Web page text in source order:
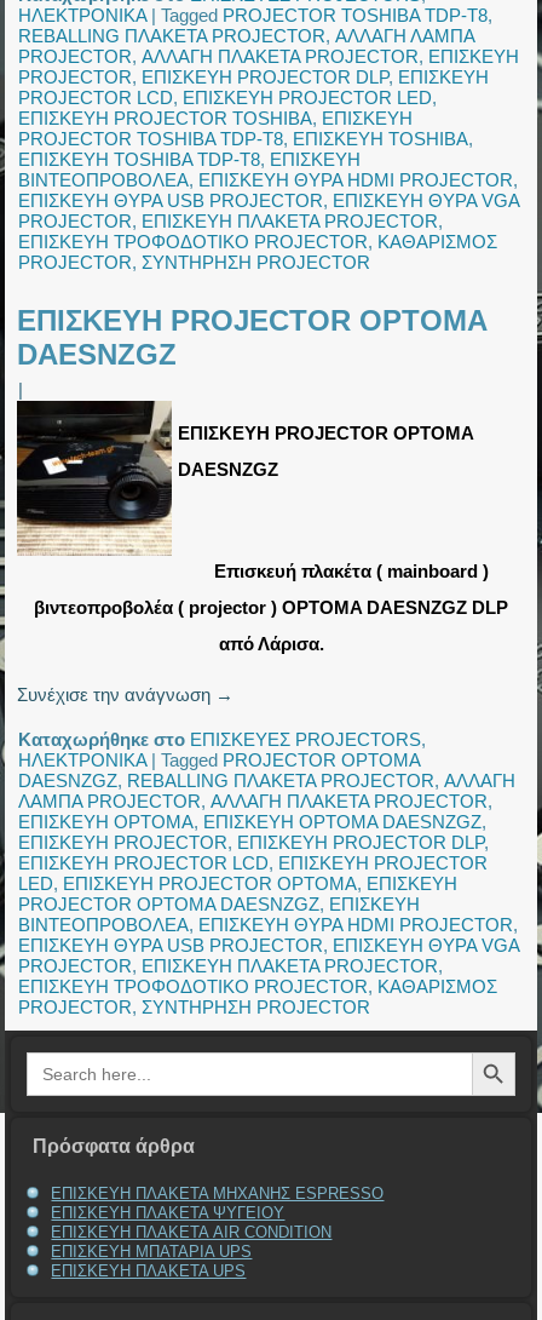
ΗΛΕΚΤΡΟΝΙΚΑ|Tagged PROJECTOR TOSHIBA TDP-T8,
REBALLING ΠΛΑΚΕΤΑ PROJECTOR,ΑΛΛΑΓΗ ΛΑΜΠΑ
PROJECTOR,ΑΛΛΑΓΗ ΠΛΑΚΕΤΑ PROJECTOR, ΕΠΙΣΚΕΥΗ
PROJECTOR, ΕΠΙΣΚΕΥΗ PROJECTOR DLP, ΕΠΙΣΚΕΥΗ
PROJECTOR LCD, ΕΠΙΣΚΕΥΗ PROJECTOR LED,
ΕΠΙΣΚΕΥΗ PROJECTOR TOSHIBA, ΕΠΙΣΚΕΥΗ
PROJECTOR TOSHIBA TDP-T8, ΕΠΙΣΚΕΥΗ TOSHIBA,
ΕΠΙΣΚΕΥΗ TOSHIBA TDP-T8, ΕΠΙΣΚΕΥΗ
ΒΙΝΤΕΟΠΡΟΒΟΛΕΑ, ΕΠΙΣΚΕΥΗ ΘΥΡΑ HDMI PROJECTOR,
ΕΠΙΣΚΕΥΗ ΘΥΡΑ USB PROJECTOR, ΕΠΙΣΚΕΥΗ ΘΥΡΑ VGA
PROJECTOR, ΕΠΙΣΚΕΥΗ ΠΛΑΚΕΤΑ PROJECTOR,
ΕΠΙΣΚΕΥΗ ΤΡΟΦΟΔΟΤΙΚΟ PROJECTOR, ΚΑΘΑΡΙΣΜΟΣ
PROJECTOR, ΣΥΝΤΗΡΗΣΗ PROJECTOR
ΕΠΙΣΚΕΥΗ PROJECTOR OPTOMA
DAESNZGZ
|
ΕΠΙΣΚΕΥΗ PROJECTOR OPTOMA
DAESNZGZ
Επισκευή πλακέτα ( mainboard )
βιντεοπροβολέα ( projector ) OPTOMA DAESNZGZ DLP
από Λάρισα.
Συνέχισε την ανάγνωση →
Καταχωρήθηκε στο ΕΠΙΣΚΕΥΕΣ PROJECTORS,
ΗΛΕΚΤΡΟΝΙΚΑ|Tagged PROJECTOR OPTOMA
DAESNZGZ, REBALLING ΠΛΑΚΕΤΑ PROJECTOR,ΑΛΛΑΓΗ
ΛΑΜΠΑ PROJECTOR,ΑΛΛΑΓΗ ΠΛΑΚΕΤΑ PROJECTOR,
ΕΠΙΣΚΕΥΗ OPTOMA, ΕΠΙΣΚΕΥΗ OPTOMA DAESNZGZ,
ΕΠΙΣΚΕΥΗ PROJECTOR, ΕΠΙΣΚΕΥΗ PROJECTOR DLP,
ΕΠΙΣΚΕΥΗ PROJECTOR LCD, ΕΠΙΣΚΕΥΗ PROJECTOR
LED, ΕΠΙΣΚΕΥΗ PROJECTOR OPTOMA, ΕΠΙΣΚΕΥΗ
PROJECTOR OPTOMA DAESNZGZ, ΕΠΙΣΚΕΥΗ
ΒΙΝΤΕΟΠΡΟΒΟΛΕΑ, ΕΠΙΣΚΕΥΗ ΘΥΡΑ HDMI PROJECTOR,
ΕΠΙΣΚΕΥΗ ΘΥΡΑ USB PROJECTOR, ΕΠΙΣΚΕΥΗ ΘΥΡΑ VGA
PROJECTOR, ΕΠΙΣΚΕΥΗ ΠΛΑΚΕΤΑ PROJECTOR,
ΕΠΙΣΚΕΥΗ ΤΡΟΦΟΔΟΤΙΚΟ PROJECTOR, ΚΑΘΑΡΙΣΜΟΣ
PROJECTOR, ΣΥΝΤΗΡΗΣΗ PROJECTOR
Search
for:
Search Button
Πρόσφατα άρθρα
ΕΠΙΣΚΕΥΗ ΠΛΑΚΕΤΑ ΜΗΧΑΝΗΣ ESPRESSO
ΕΠΙΣΚΕΥΗ ΠΛΑΚΕΤΑ ΨΥΓΕΙΟΥ
ΕΠΙΣΚΕΥΗ ΠΛΑΚΕΤΑ AIR CONDITION
ΕΠΙΣΚΕΥΗ ΜΠΑΤΑΡΙΑ UPS
ΕΠΙΣΚΕΥΗ ΠΛΑΚΕΤΑ UPS